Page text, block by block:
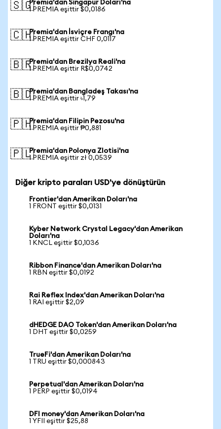
🇸🇬Premia'dan Singapur Doları'na
1 PREMIA eşittir $0,0186
🇨🇭Premia'dan İsviçre Frangı'na
1 PREMIA eşittir CHF 0,0117
🇧🇷Premia'dan Brezilya Reali'na
1 PREMIA eşittir R$0,0742
🇧🇩Premia'dan Bangladeş Takası'na
1 PREMIA eşittir ৳1,79
🇵🇭Premia'dan Filipin Pezosu'na
1 PREMIA eşittir ₱0,881
🇵🇱Premia'dan Polonya Zlotisi'na
1 PREMIA eşittir zł 0,0539
Diğer kripto paraları USD'ye dönüştürün
Frontier'dan Amerikan Doları'na
1 FRONT eşittir $0,0131
Kyber Network Crystal Legacy'dan Amerikan
Doları'na
1 KNCL eşittir $0,1036
Ribbon Finance'dan Amerikan Doları'na
1 RBN eşittir $0,0192
Rai Reflex Index'dan Amerikan Doları'na
1 RAI eşittir $2,09
dHEDGE DAO Token'dan Amerikan Doları'na
1 DHT eşittir $0,0259
TrueFi'dan Amerikan Doları'na
1 TRU eşittir $0,000843
Perpetual'dan Amerikan Doları'na
1 PERP eşittir $0,0194
DFI money'dan Amerikan Doları'na
1 YFII eşittir $25,88